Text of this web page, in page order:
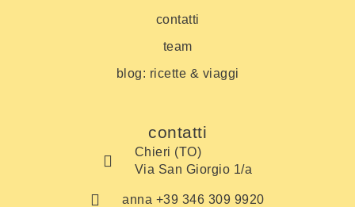
contatti
team
blog: ricette & viaggi
contatti
Chieri (TO)
Via San Giorgio 1/a
anna +39 346 309 9920